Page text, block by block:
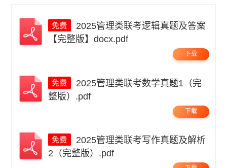
【完整版】docx.pdf
下载
整版）.pdf
下载
2（完整版）.pdf